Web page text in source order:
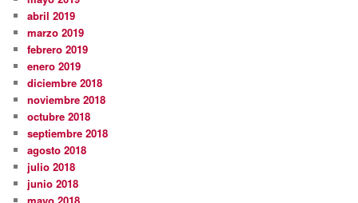
abril 2019
marzo 2019
febrero 2019
enero 2019
diciembre 2018
noviembre 2018
octubre 2018
septiembre 2018
agosto 2018
julio 2018
junio 2018